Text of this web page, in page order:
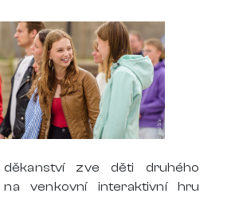
děkanství zve děti druhého
venkovní interaktivní hru